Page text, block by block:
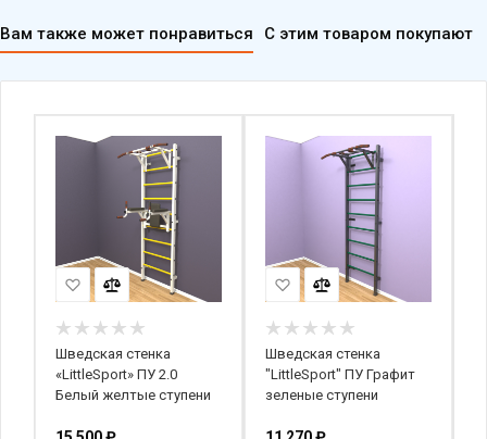
Вам также может понравиться С этим товаром покупают
Шведская стенка
«LittleSport» ПУ 2.0
Белый желтые ступени
Шведская стенка
"LittleSport" ПУ Графит
зеленые ступени